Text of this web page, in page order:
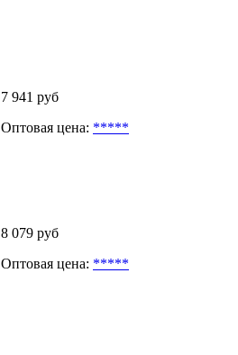
7 941 руб
Оптовая цена: *****
8 079 руб
Оптовая цена: *****